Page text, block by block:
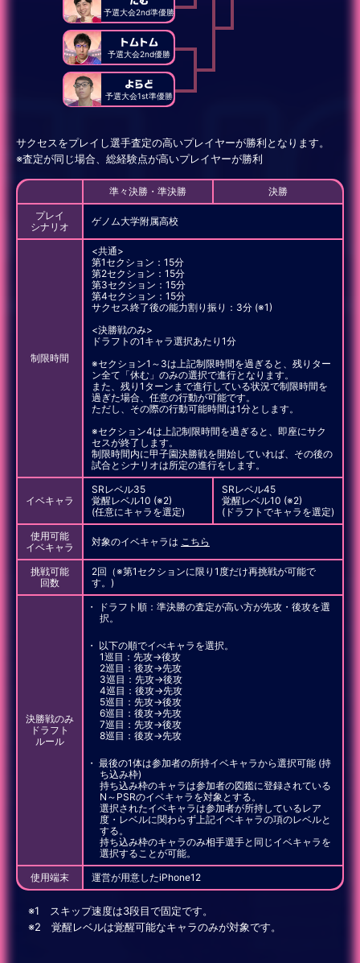
予選大会2nd準優勝
トムトム
予選大会2nd優勝
よらど
予選大会1st準優勝
サクセスをプレイし選手査定の高いプレイヤーが勝利となります。
※査定が同じ場合、総経験点が高いプレイヤーが勝利
準々決勝・準決勝
決勝
プレイ
シナリオ
ゲノム大学附属高校
制限時間
<共通>
第1セクション：15分
第2セクション：15分
第3セクション：15分
第4セクション：15分
サクセス終了後の能力割り振り：3分 (※1)
<決勝戦のみ>
ドラフトの1キャラ選択あたり1分
※セクション1～3は上記制限時間を過ぎると、残りター
ン全て「休む」のみの選択で進行となります。
また、残り1ターンまで進行している状況で制限時間を
過ぎた場合、任意の行動が可能です。
ただし、その際の行動可能時間は1分とします。
※セクション4は上記制限時間を過ぎると、即座にサク
セスが終了します。
制限時間内に甲子園決勝戦を開始していれば、その後の
試合とシナリオは所定の進行をします。
イベキャラ
SRレベル35
覚醒レベル10 (※2)
(任意にキャラを選定)
SRレベル45
覚醒レベル10 (※2)
(ドラフトでキャラを選定)
使用可能
イベキャラ
対象のイベキャラは こちら
挑戦可能
回数
2回（※第1セクションに限り1度だけ再挑戦が可能で
す。)
決勝戦のみ
ドラフト
ルール
ドラフト順：準決勝の査定が高い方が先攻・後攻を選
択。
以下の順でイべキャラを選択。
1巡目：先攻→後攻
2巡目：後攻→先攻
3巡目：先攻→後攻
4巡目：後攻→先攻
5巡目：先攻→後攻
6巡目：後攻→先攻
7巡目：先攻→後攻
8巡目：後攻→先攻
最後の1体は参加者の所持イベキャラから選択可能 (持
ち込み枠)
持ち込み枠のキャラは参加者の図鑑に登録されている
N～PSRのイベキャラを対象とする。
選択されたイベキャラは参加者が所持しているレア
度・レベルに関わらず上記イベキャラの項のレベルと
する。
持ち込み枠のキャラのみ相手選手と同じイベキャラを
選択することが可能。
使用端末
運営が用意したiPhone12
※1 スキップ速度は3段目で固定です。
※2 覚醒レベルは覚醒可能なキャラのみが対象です。